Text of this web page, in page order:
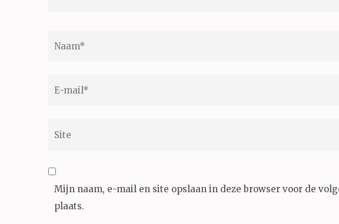
Mijn naam, e-mail en site opslaan in deze browser voor de
plaats.